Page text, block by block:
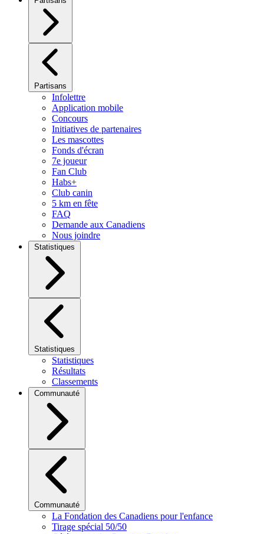
Partisans
Infolettre
Application mobile
Concours
Initiatives de partenaires
Les mascottes
Fonds d'écran
7e joueur
Fan Club
Habs+
Club canin
5 km en fête
FAQ
Demande aux Canadiens
Nous joindre
Statistiques
Statistiques
Statistiques
Résultats
Classements
Communauté
Communauté
La Fondation des Canadiens pour l'enfance
Tirage spécial 50/50